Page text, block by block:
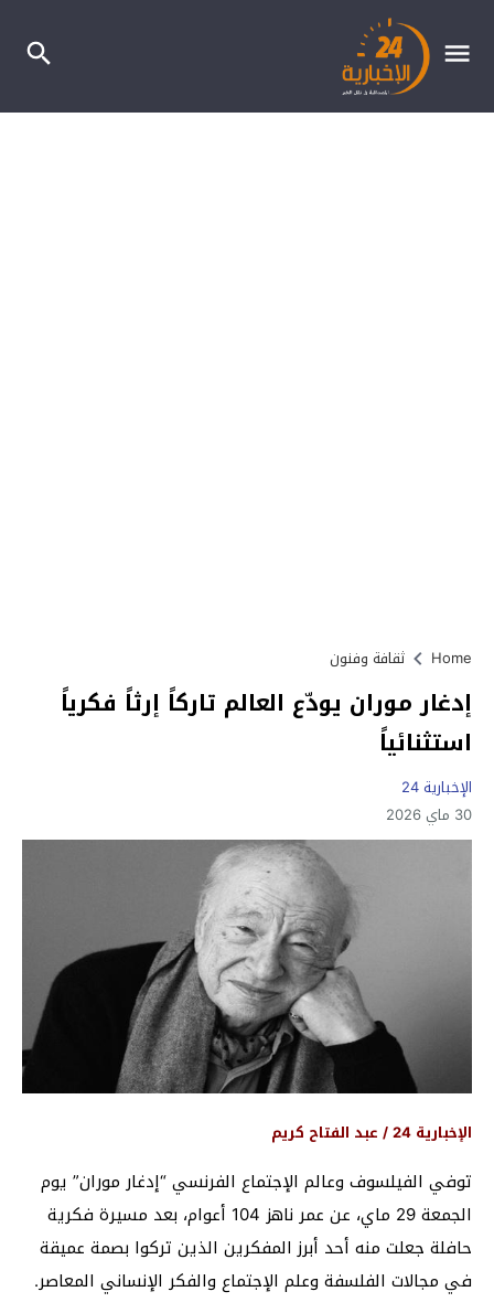
Home ثقافة وفنون
إدغار موران يودّع العالم تاركاً إرثاً فكرياً
استثنائياً
الإخبارية 24
30 ماي 2026
الإخبارية 24 / عبد الفتاح كريم
توفي الفيلسوف وعالم الإجتماع الفرنسي “إدغار موران” يوم
الجمعة 29 ماي، عن عمر ناهز 104 أعوام، بعد مسيرة فكرية
حافلة جعلت منه أحد أبرز المفكرين الذين تركوا بصمة عميقة
في مجالات الفلسفة وعلم الإجتماع والفكر الإنساني المعاصر.